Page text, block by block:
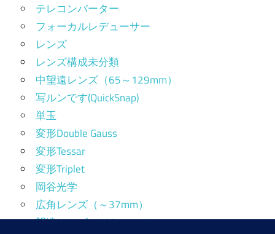
テレコンバーター
フォーカルレデューサー
レンズ
レンズ構成未分類
中望遠レンズ（65～129mm）
写ルンです(QuickSnap)
単玉
変形Double Gauss
変形Tessar
変形Triplet
岡谷光学
広角レンズ（～37mm）
望遠レンズ（130mm～）